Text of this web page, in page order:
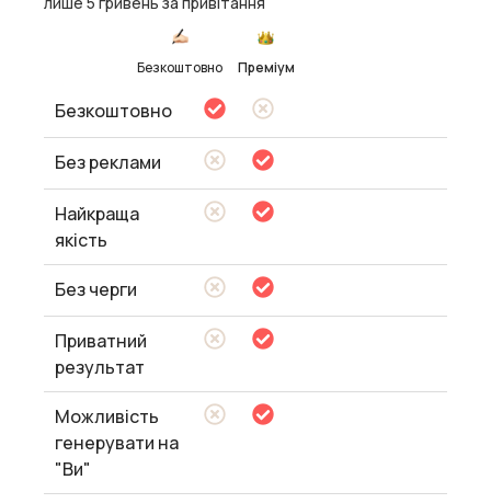
Безкоштовно Преміум
Безкоштовно
Без реклами
Найкраща
якість
Без черги
Приватний
результат
Можливість
генерувати на
"Ви"